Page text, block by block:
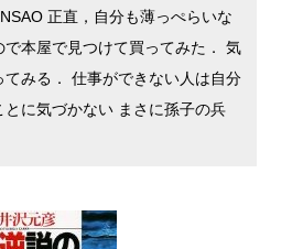
正直，自分も薄っぺらいな
で本屋で見つけて買ってみた． 気
てみる． 仕事ができない人は自分
に気づかない まさに孫子の兵